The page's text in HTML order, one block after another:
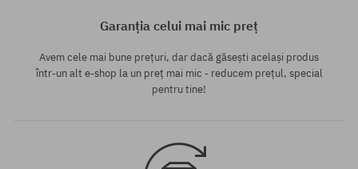
Garanția celui mai mic preț
Avem cele mai bune prețuri, dar dacă găsești același produs
într-un alt e-shop la un preț mai mic - reducem prețul, special
pentru tine!